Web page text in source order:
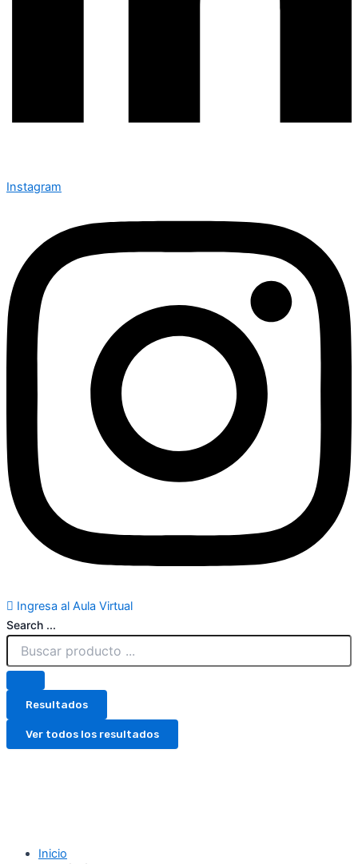
Instagram
Ingresa al Aula Virtual
Search ...
Resultados
Ver todos los resultados
Inicio